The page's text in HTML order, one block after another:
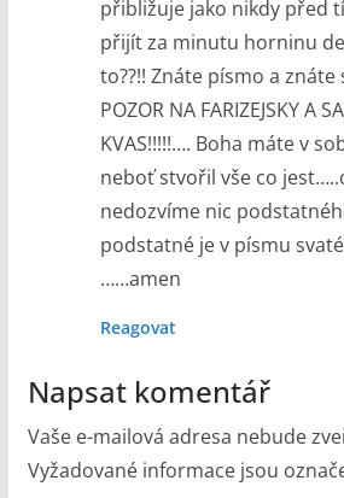
přibližuje jako nikdy před
přijít za minutu horninu
to??!! Znáte písmo a znáte
POZOR NA FARIZEJSKY A
KVAS!!!!!…. Boha máte v
neboť stvořil vše co
nedozvíme nic
podstatné je v písmu
……amen
Reagovat
Napsat komentář
Vaše e-mailová adresa nebude
Vyžadované informace jsou